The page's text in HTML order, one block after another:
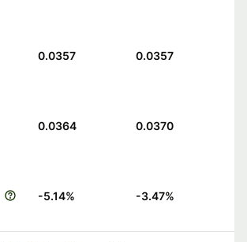
0.0357 0.0357
0.0364 0.0370
-5.14% -3.47%